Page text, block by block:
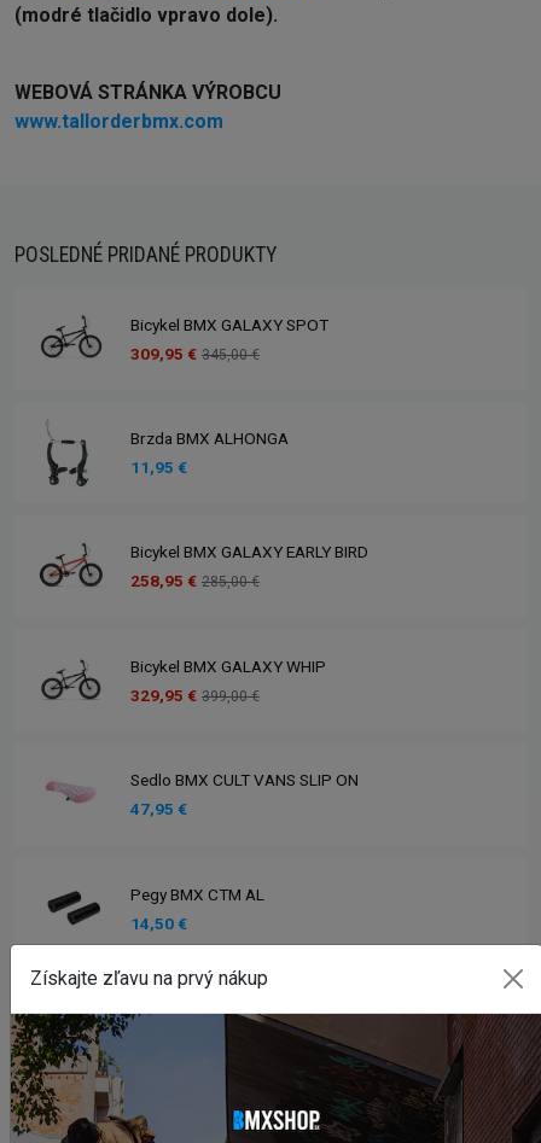
(modré tlačidlo vpravo dole).
WEBOVÁ STRÁNKA VÝROBCU
www.tallorderbmx.com
POSLEDNÉ PRIDANÉ PRODUKTY
Bicykel BMX GALAXY SPOT
309,95 € 345,00 €
Brzda BMX ALHONGA
11,95 €
Bicykel BMX GALAXY EARLY BIRD
258,95 € 285,00 €
Bicykel BMX GALAXY WHIP
329,95 € 399,00 €
Sedlo BMX CULT VANS SLIP ON
47,95 €
Pegy BMX CTM AL
14,50 €
Zobraziť viac produktov
INSTAGRAM#BMXSHOPSK
Získajte zľavu na prvý nákup